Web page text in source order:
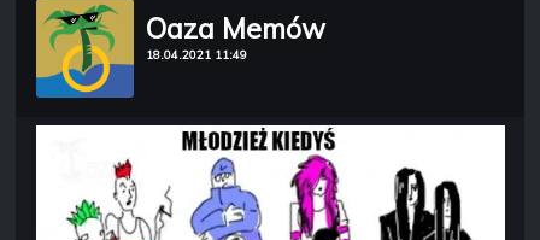
Oaza Memów
18.04.2021 11:49